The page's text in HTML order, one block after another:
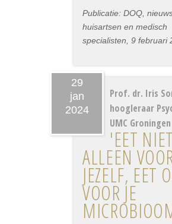
Publicatie: DOQ,
huisartsen en medisch
specialisten, 9 februari
29
jan
2024
Prof. dr. Iris
hoogleraar
UMC Groningen
'EET NIET
ALLEEN
JEZELF, EET
VOOR JE